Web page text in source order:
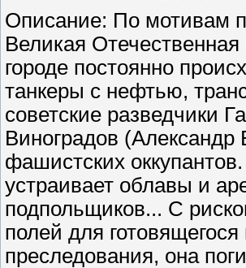
Описание: По мотивам
Великая
городе постоянно
танкеры с нефтью,
советские разведчики
Виноградов
фашистских
устраивает облавы и
подпольщиков... С
полей для
преследования, она